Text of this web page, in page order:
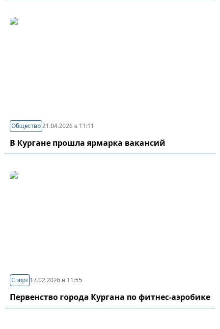
Общество21.04.2026 в 11:11
В Кургане прошла ярмарка вакансий
Спорт 17.02.2026 в 11:55
Первенство города Кургана по фитнес-аэробике